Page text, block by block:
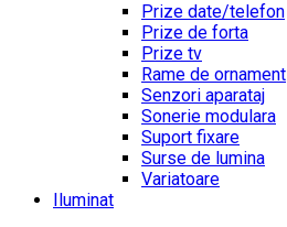
Prize date/telefon
Prize de forta
Prize tv
Rame de ornament
Senzori aparataj
Sonerie modulara
Suport fixare
Surse de lumina
Variatoare
Iluminat